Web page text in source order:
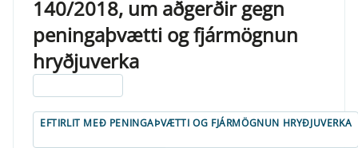
140/2018, um aðgerðir gegn
peningaþvætti og fjármögnun
hryðjuverka
EFTIRLIT MEÐ PENINGAÞVÆTTI OG FJÁRMÖGNUN HRYÐJUVERKA